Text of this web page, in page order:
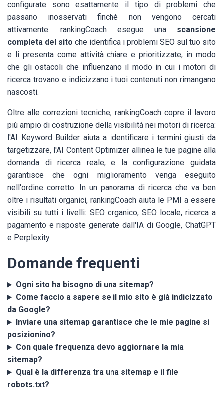
configurate sono esattamente il tipo di problemi che
passano inosservati finché non vengono cercati
attivamente. rankingCoach esegue una scansione
completa del sito che identifica i problemi SEO sul tuo sito
e li presenta come attività chiare e prioritizzate, in modo
che gli ostacoli che influenzano il modo in cui i motori di
ricerca trovano e indicizzano i tuoi contenuti non rimangano
nascosti.
Oltre alle correzioni tecniche, rankingCoach copre il lavoro
più ampio di costruzione della visibilità nei motori di ricerca:
l'AI Keyword Builder aiuta a identificare i termini giusti da
targetizzare, l'AI Content Optimizer allinea le tue pagine alla
domanda di ricerca reale, e la configurazione guidata
garantisce che ogni miglioramento venga eseguito
nell'ordine corretto. In un panorama di ricerca che va ben
oltre i risultati organici, rankingCoach aiuta le PMI a essere
visibili su tutti i livelli: SEO organico, SEO locale, ricerca a
pagamento e risposte generate dall'IA di Google, ChatGPT
e Perplexity.
Domande frequenti
Ogni sito ha bisogno di una sitemap?
Come faccio a sapere se il mio sito è già indicizzato
da Google?
Inviare una sitemap garantisce che le mie pagine si
posizionino?
Con quale frequenza devo aggiornare la mia
sitemap?
Qual è la differenza tra una sitemap e il file
robots.txt?